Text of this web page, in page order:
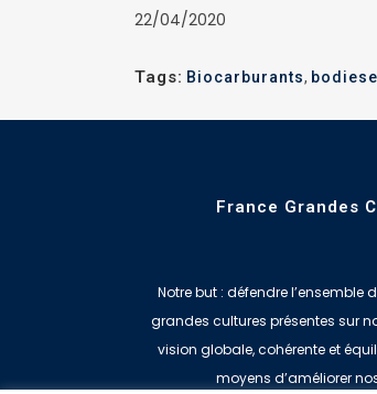
22/04/2020
Tags: Biocarburants, bodiesel
France Grandes
Notre but : défendre l’ensemble
grandes cultures présentes sur
vision globale, cohérente et
moyens d’améliorer